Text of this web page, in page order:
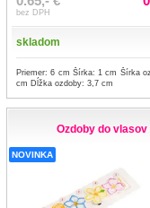
bez DPH
skladom
Priemer: 6 cm Šírka: 1 cm Šírka
cm Dĺžka ozdoby: 3,7 cm
Ozdoby do vlasov
NOVINKA